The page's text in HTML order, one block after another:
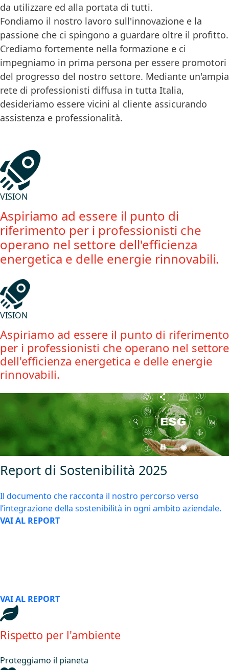
da utilizzare ed alla portata di tutti.
Fondiamo il nostro lavoro sull'innovazione e la
passione che ci spingono a guardare oltre il profitto.
Crediamo fortemente nella formazione e ci
impegniamo in prima persona per essere promotori
del progresso del nostro settore. Mediante un'ampia
rete di professionisti diffusa in tutta Italia,
desideriamo essere vicini al cliente assicurando
assistenza e professionalità.
VISION
Aspiriamo ad essere il punto di
riferimento per i professionisti che
operano nel settore dell'efficienza
energetica e delle energie rinnovabili.
VISION
Aspiriamo ad essere il punto di riferimento
per i professionisti che operano nel settore
dell'efficienza energetica e delle energie
rinnovabili.
Report di Sostenibilità 2025
Il documento che racconta il nostro percorso verso
l’integrazione della sostenibilità in ogni ambito aziendale.
VAI AL REPORT
VAI AL REPORT
Rispetto per l'ambiente
Proteggiamo il pianeta